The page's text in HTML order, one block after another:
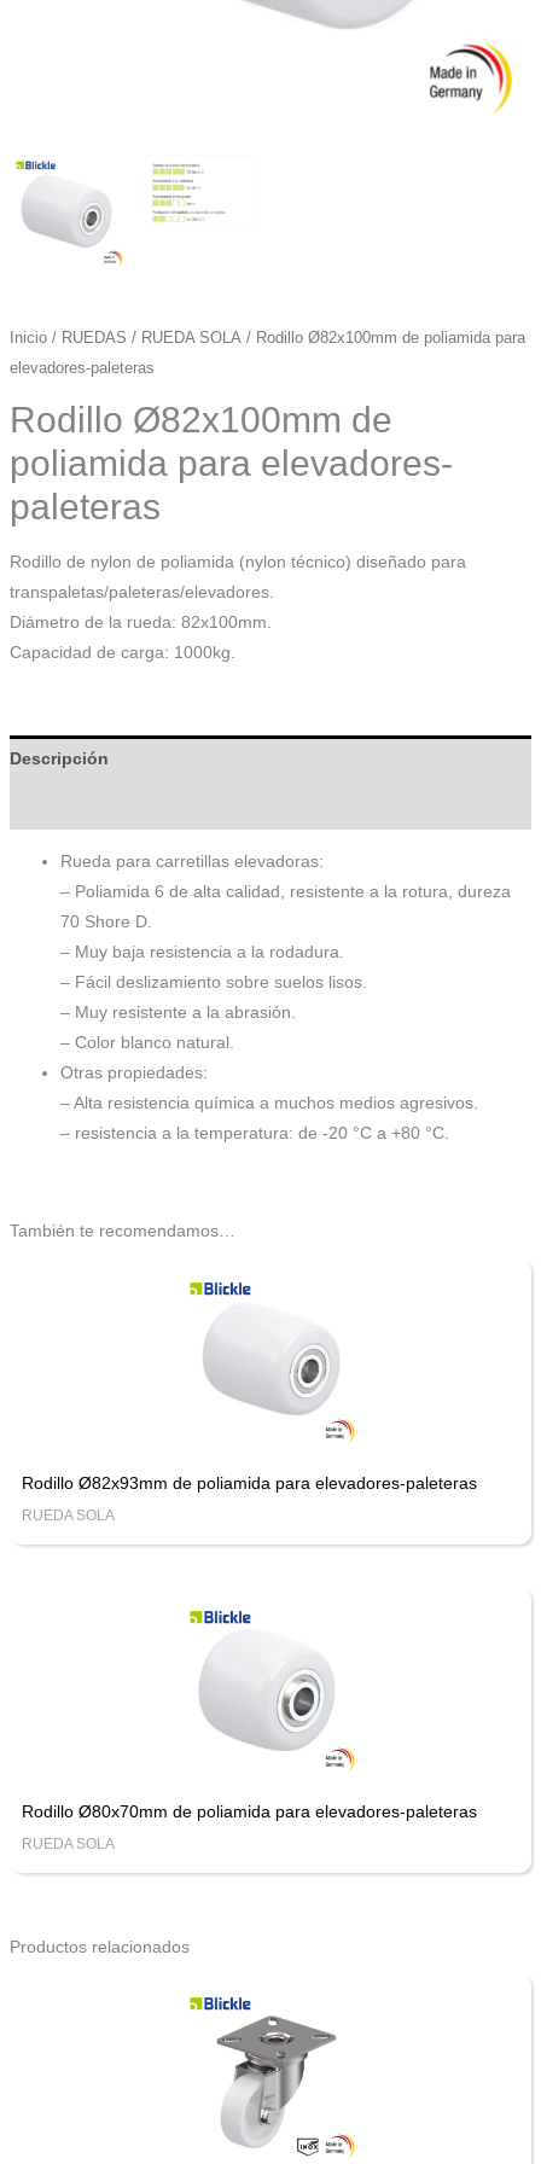
Inicio/ RUEDAS / RUEDA SOLA/ Rodillo Ø82x100mm de poliamida para
elevadores-paleteras
Rodillo Ø82x100mm de
poliamida para elevadores-
paleteras
Rodillo de nylon de poliamida (nylon técnico) diseñado para
transpaletas/paleteras/elevadores.
Diámetro de la rueda: 82x100mm.
Capacidad de carga: 1000kg.
Descripción
Rueda para carretillas elevadoras:
– Poliamida 6 de alta calidad, resistente a la rotura, dureza
70 Shore D.
– Muy baja resistencia a la rodadura.
– Fácil deslizamiento sobre suelos lisos.
– Muy resistente a la abrasión.
– Color blanco natural.
Otras propiedades:
– Alta resistencia química a muchos medios agresivos.
– resistencia a la temperatura: de -20 °C a +80 °C.
También te recomendamos…
Rodillo Ø82x93mm de poliamida para elevadores-paleteras
RUEDA SOLA
Rodillo Ø80x70mm de poliamida para elevadores-paleteras
RUEDA SOLA
Productos relacionados